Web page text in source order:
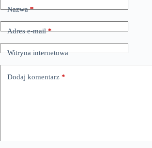
Nazwa*
Adres e-mail*
Witryna internetowa
Dodaj komentarz *